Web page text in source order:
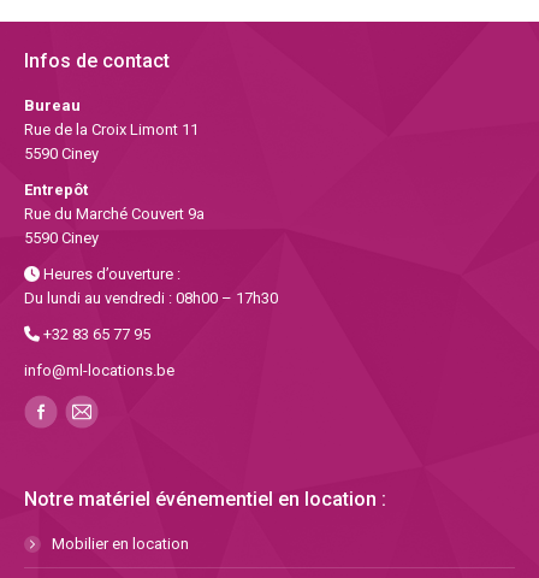
Infos de contact
Bureau
Rue de la Croix Limont 11
5590 Ciney
Entrepôt
Rue du Marché Couvert 9a
5590 Ciney
Heures d’ouverture :
Du lundi au vendredi : 08h00 – 17h30
+32 83 65 77 95
info@ml-locations.be
Notre matériel événementiel en location :
Mobilier en location